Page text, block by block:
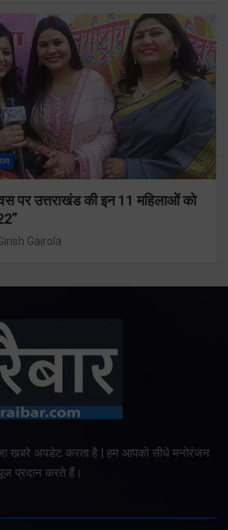
पर उत्तराखंड की इन 11 महिलाओं को
Gairola
खबरे अपडेट करता है | हम आपको सीधे मनोरंजन
प्रदान करते हैं।